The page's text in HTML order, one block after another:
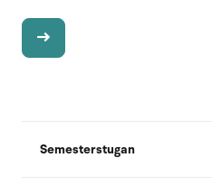
Semesterstugan